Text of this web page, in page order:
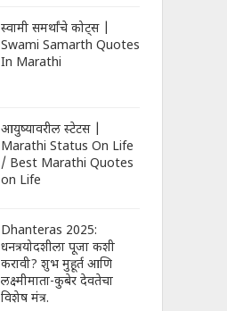
स्वामी समर्थांचे कोट्स |
Swami Samarth Quotes
In Marathi
आयुष्यावरील स्टेटस |
Marathi Status On Life
/ Best Marathi Quotes
on Life
Dhanteras 2025:
धनत्रयोदशीला पूजा कशी
करावी? शुभ मुहूर्त आणि
लक्ष्मीमाता-कुबेर देवतेचा
विशेष मंत्र.